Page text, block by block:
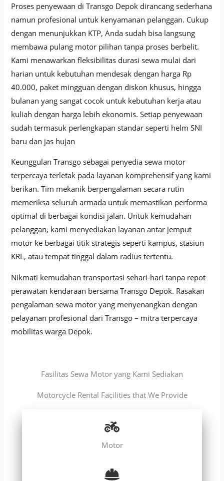
Proses penyewaan di Transgo Depok dirancang sederhana
namun profesional untuk kenyamanan pelanggan. Cukup
dengan menunjukkan KTP, Anda sudah bisa langsung
membawa pulang motor pilihan tanpa proses berbelit.
Kami menawarkan fleksibilitas durasi sewa mulai dari
harian untuk kebutuhan mendesak dengan harga Rp
40.000, paket mingguan dengan diskon khusus, hingga
bulanan yang sangat cocok untuk kebutuhan kerja atau
kuliah dengan harga lebih ekonomis. Setiap penyewaan
sudah termasuk perlengkapan standar seperti helm SNI
baru dan jas hujan
Keunggulan Transgo sebagai penyedia sewa motor
terpercaya terletak pada layanan komprehensif yang kami
berikan. Tim mekanik berpengalaman secara rutin
memeriksa seluruh armada untuk memastikan performa
optimal di berbagai kondisi jalan. Untuk kemudahan
pelanggan, kami menyediakan layanan antar jemput
motor ke berbagai titik strategis seperti kampus, stasiun
KRL, atau tempat tinggal dalam radius tertentu.
Nikmati kemudahan transportasi sehari-hari tanpa repot
perawatan kendaraan bersama Transgo Depok. Rasakan
pengalaman sewa motor yang menyenangkan dengan
pelayanan profesional dari Transgo – mitra terpercaya
mobilitas warga Depok.
Fasilitas Sewa Motor yang Kami Sediakan
Motorcycle Rental Facilities that We Provide
Motor